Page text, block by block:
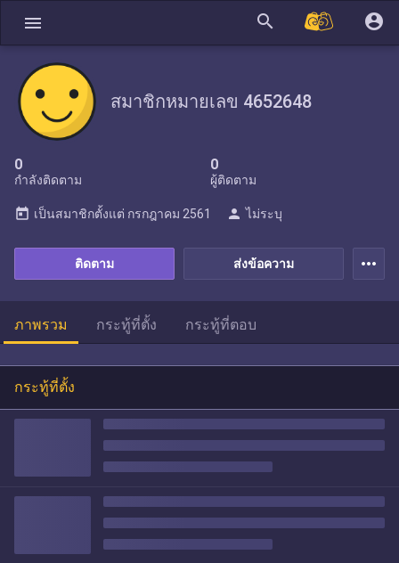
menu search account_circle
สมาชิกหมายเลข 4652648
0
กำลังติดตาม
0
ผู้ติดตาม
ส่งข้อความ
ติดตาม
today เป็นสมาชิกตั้งแต่ กรกฎาคม 2561 person ไม่ระบุ
more_horiz
ภาพรวม กระทู้ที่ตั้ง กระทู้ที่ตอบ
กระทู้ที่ตั้ง